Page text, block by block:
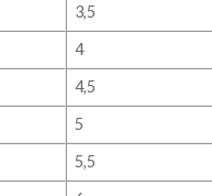
3,5
4
4,5
5
5,5